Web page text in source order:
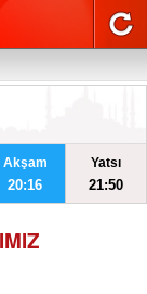
Akşam
20:16
Yatsı
21:50